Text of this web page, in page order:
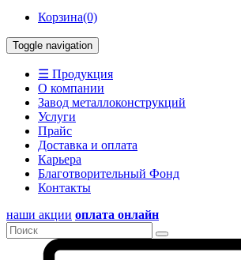
Корзина(0)
Toggle navigation
☰ Продукция
О компании
Завод металлоконструкций
Услуги
Прайс
Доставка и оплата
Карьера
Благотворительный Фонд
Контакты
наши акции оплата онлайн